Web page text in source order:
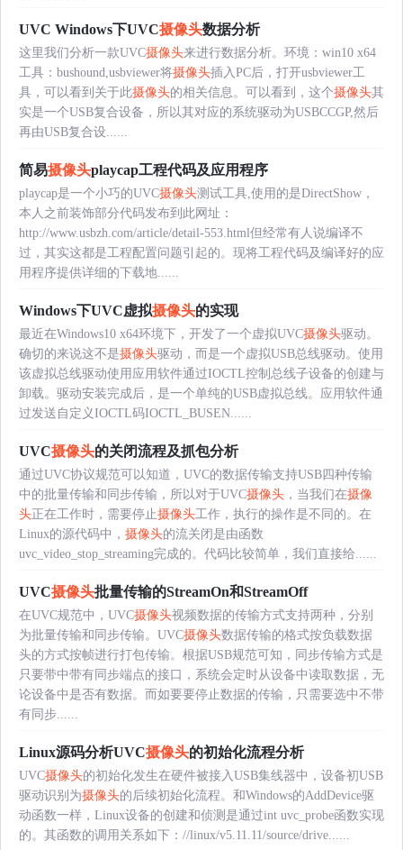
UVC Windows下UVC摄像头数据分析
这里我们分析一款UVC摄像头来进行数据分析。环境：win10 x64
工具：bushound,usbviewer将摄像头插入PC后，打开usbviewer工
具，可以看到关于此摄像头的相关信息。可以看到，这个摄像头其
实是一个USB复合设备，所以其对应的系统驱动为USBCCGP,然后
再由USB复合设......
简易摄像头playcap工程代码及应用程序
playcap是一个小巧的UVC摄像头测试工具,使用的是DirectShow，
本人之前装饰部分代码发布到此网址：
http://www.usbzh.com/article/detail-553.html但经常有人说编译不
过，其实这都是工程配置问题引起的。现将工程代码及编译好的应
用程序提供详细的下载地......
Windows下UVC虚拟摄像头的实现
最近在Windows10 x64环境下，开发了一个虚拟UVC摄像头驱动。
确切的来说这不是摄像头驱动，而是一个虚拟USB总线驱动。使用
该虚拟总线驱动使用应用软件通过IOCTL控制总线子设备的创建与
卸载。驱动安装完成后，是一个单纯的USB虚拟总线。应用软件通
过发送自定义IOCTL码IOCTL_BUSEN......
UVC摄像头的关闭流程及抓包分析
通过UVC协议规范可以知道，UVC的数据传输支持USB四种传输
中的批量传输和同步传输，所以对于UVC摄像头 ，当我们在摄像
头正在工作时，需要停止摄像头工作，执行的操作是不同的。在
Linux的源代码中， 摄像头的流关闭是由函数
uvc_video_stop_streaming完成的。代码比较简单，我们直接给......
UVC摄像头批量传输的StreamOn和StreamOff
在UVC规范中，UVC摄像头视频数据的传输方式支持两种，分别
为批量传输和同步传输。UVC摄像头数据传输的格式按负载数据
头的方式按帧进行打包传输。根据USB规范可知，同步传输方式是
只要带中带有同步端点的接口，系统会定时从设备中读取数据，无
论设备中是否有数据。而如要要停止数据的传输，只需要选中不带
有同步......
Linux源码分析UVC摄像头的初始化流程分析
UVC摄像头的初始化发生在硬件被接入USB集线器中，设备初USB
驱动识别为摄像头的后续初始化流程。和Windows的AddDevice驱
动函数一样，Linux设备的创建和侦测是通过int uvc_probe函数实现
的。其函数的调用关系如下：//linux/v5.11.11/source/drive......